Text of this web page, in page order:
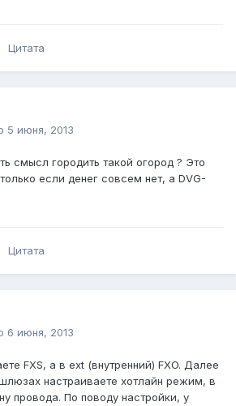
Цитата
5 июня, 2013
смысл городить такой огород ? Это
если денег совсем нет, а DVG-
Цитата
6 июня, 2013
FXS, а в ext (внутренний) FXO. Далее
настраиваете хотлайн режим, в
провода. По поводу настройки, у